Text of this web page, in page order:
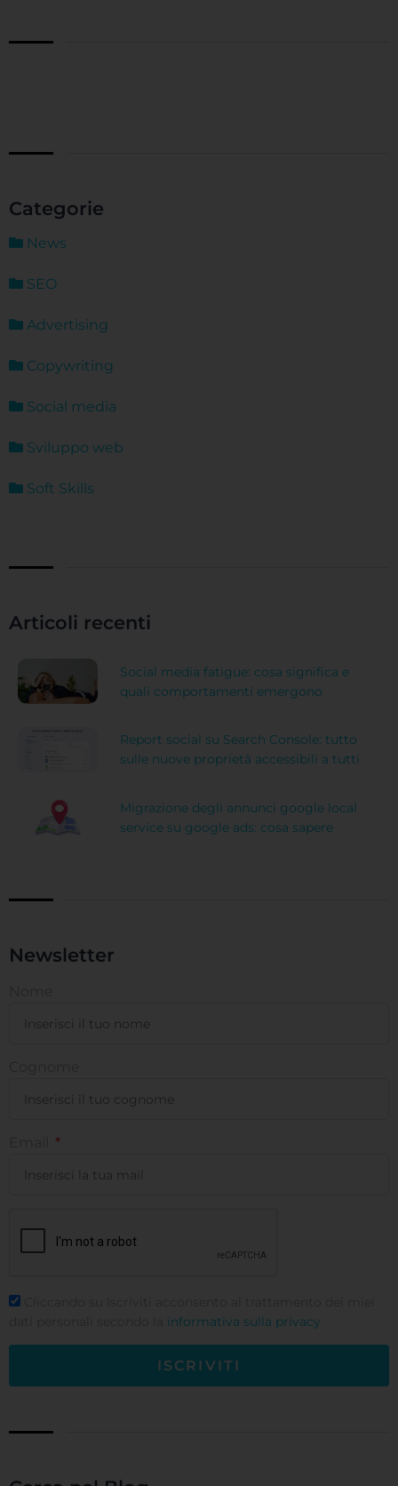
Categorie
News
SEO
Advertising
Copywriting
Social media
Sviluppo web
Soft Skills
Articoli recenti
Social media fatigue: cosa significa e
quali comportamenti emergono
Report social su Search Console: tutto
sulle nuove proprietà accessibili a tutti
Migrazione degli annunci google local
service su google ads: cosa sapere
Newsletter
informativa sulla privacy
ISCRIVITI